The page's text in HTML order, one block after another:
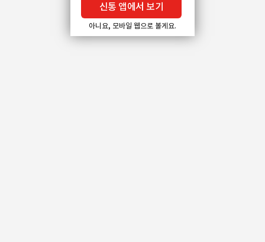
신통 앱에서 보기
아니요, 모바일 웹으로 볼게요.